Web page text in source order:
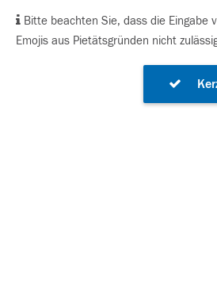
Bitte beachten Sie, dass die Eingabe
Emojis aus Pietätsgründen nicht